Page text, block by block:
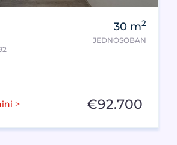
30 m2
JEDNOSOBAN
> €92.700